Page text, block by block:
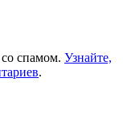
спамом. Узнайте,
.